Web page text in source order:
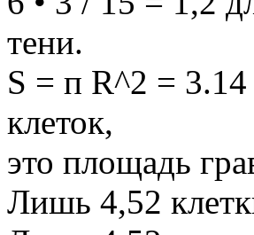
тени.
S = п R^2 =
клеток,
это площадь
Лишь 4,52